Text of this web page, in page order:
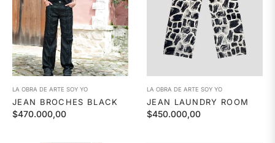
LA OBRA DE ARTE SOY YO
JEAN BROCHES BLACK
Precio
$470.000,00
LA OBRA DE ARTE SOY YO
JEAN LAUNDRY ROOM
Precio
$450.000,00